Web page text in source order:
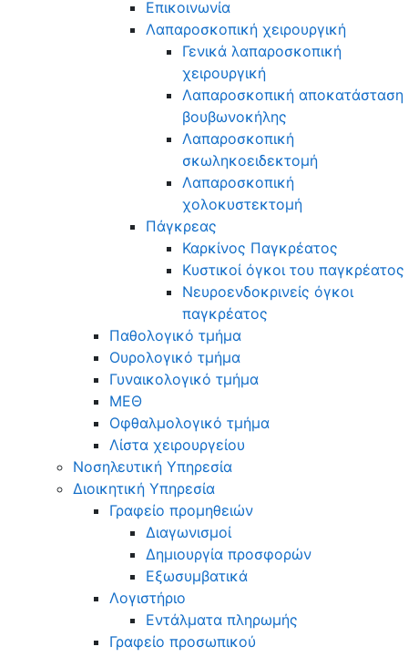
Επικοινωνία
Λαπαροσκοπική χειρουργική
Γενικά λαπαροσκοπική
χειρουργική
Λαπαροσκοπική αποκατάσταση
βουβωνοκήλης
Λαπαροσκοπική
σκωληκοειδεκτομή
Λαπαροσκοπική
χολοκυστεκτομή
Πάγκρεας
Καρκίνος Παγκρέατος
Κυστικοί όγκοι του παγκρέατος
Νευροενδοκρινείς όγκοι
παγκρέατος
Παθολογικό τμήμα
Ουρολογικό τμήμα
Γυναικολογικό τμήμα
ΜΕΘ
Οφθαλμολογικό τμήμα
Λίστα χειρουργείου
Νοσηλευτική Υπηρεσία
Διοικητική Υπηρεσία
Γραφείο προμηθειών
Διαγωνισμοί
Δημιουργία προσφορών
Εξωσυμβατικά
Λογιστήριο
Εντάλματα πληρωμής
Γραφείο προσωπικού